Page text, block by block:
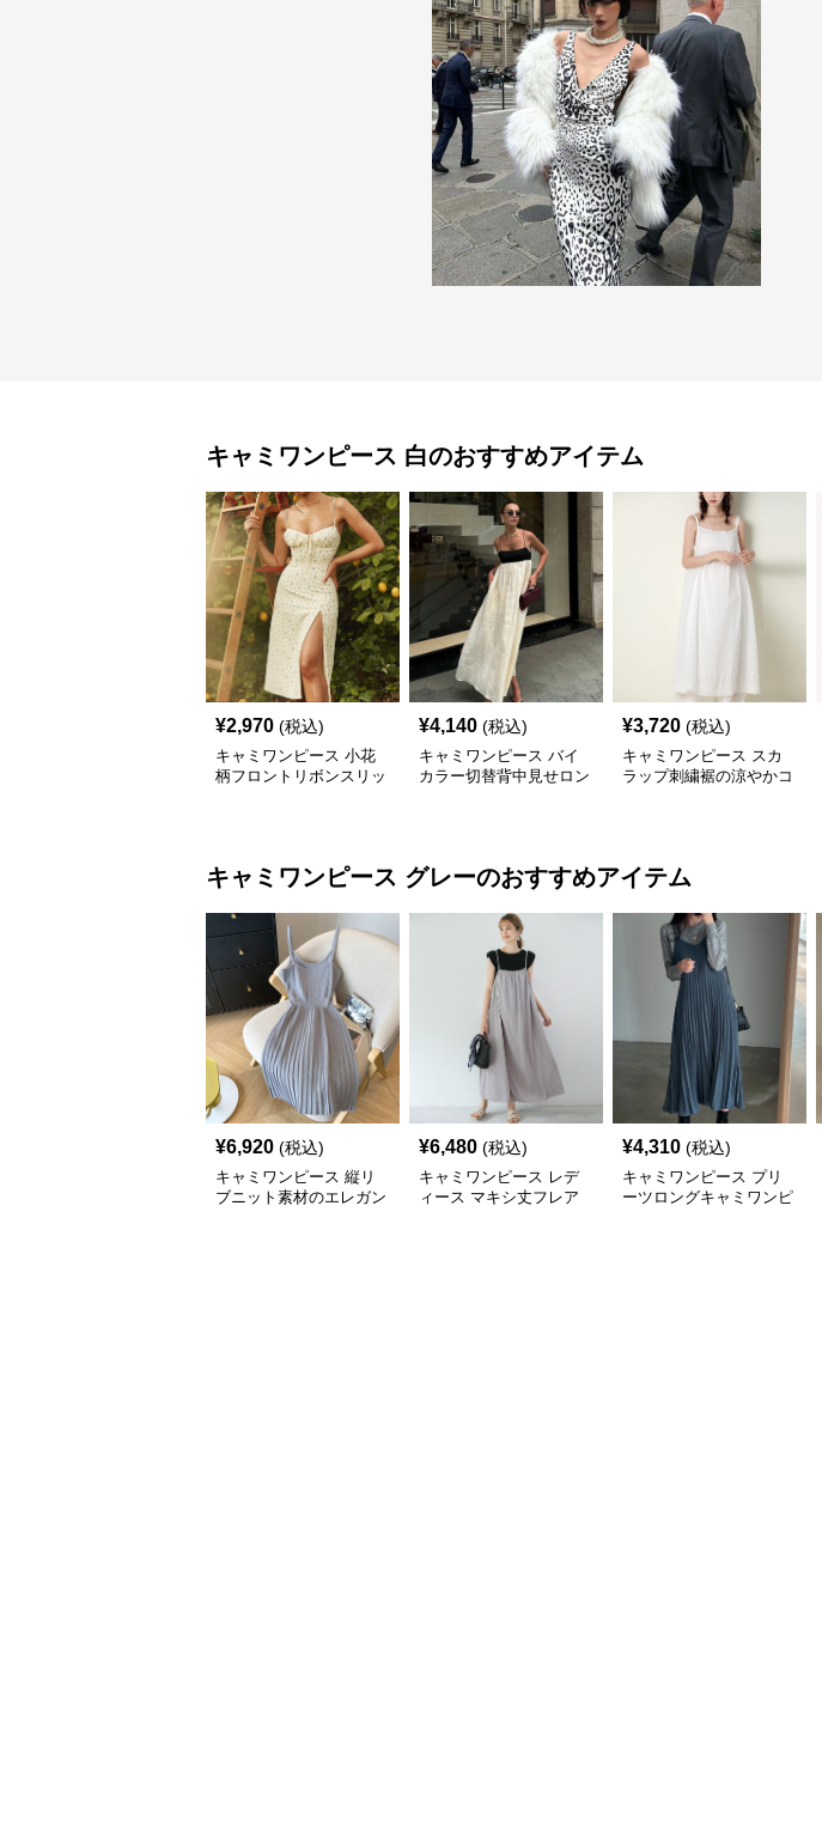
キャミワンピース 白のおすすめアイテム
¥2,970 (税込)
キャミワンピース 小花
柄フロントリボンスリッ
¥4,140 (税込)
キャミワンピース バイ
カラー切替背中見せロン
¥3,720 (税込)
キャミワンピース スカ
ラップ刺繍裾の涼やかコ
キャミワンピース グレーのおすすめアイテム
¥6,920 (税込)
キャミワンピース 縦リ
ブニット素材のエレガン
¥6,480 (税込)
キャミワンピース レデ
ィース マキシ丈フレア
¥4,310 (税込)
キャミワンピース プリ
ーツロングキャミワンピ